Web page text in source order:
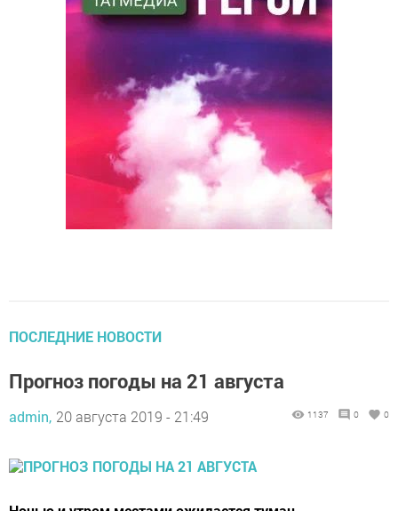
ПОСЛЕДНИЕ НОВОСТИ
Прогноз погоды на 21 августа
admin, 20 августа 2019 - 21:49 1137 0 0